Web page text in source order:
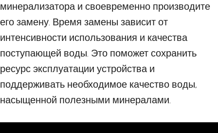
минерализатора и своевременно производите
его замену. Время замены зависит от
интенсивности использования и качества
поступающей воды. Это поможет сохранить
ресурс эксплуатации устройства и
поддерживать необходимое качество воды,
насыщенной полезными минералами.